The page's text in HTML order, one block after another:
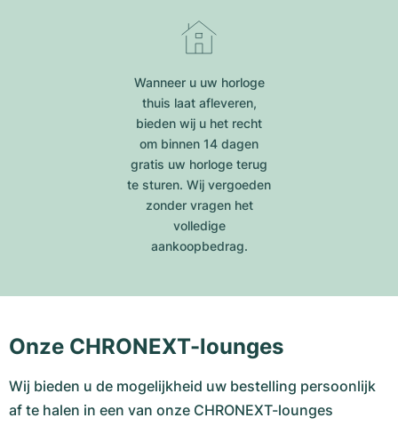
Wanneer u uw horloge
thuis laat afleveren,
bieden wij u het recht
om binnen 14 dagen
gratis uw horloge terug
te sturen. Wij vergoeden
zonder vragen het
volledige
aankoopbedrag.
Onze CHRONEXT-lounges
Wij bieden u de mogelijkheid uw bestelling persoonlijk
af te halen in een van onze CHRONEXT-lounges